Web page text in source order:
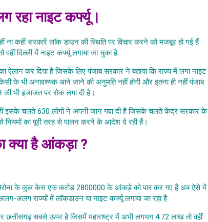
रहा नाइट कर्फ्यू।
कहीं सरकारें लॉक डाउन की स्थिति पर विचार करने को मजबूर हो गई हैं
दिल्ली में नाइट कर्फ्यू लगाया जा चुका है
कर दिया है जिसके लिए पंजाब सरकार ने बताया कि राज्य में लगा नाइट
के भी अनावश्यक आने जाने की अनुमति नहीं होगी और इतना ही नहीं पंजाब
भी इजाजत पर रोक लगा दी है।
इसके चलते 630 लोगों ने अपनी जान गवा दी है जिसके चलते केंद्र सरकार के
नियमों का पूरी तरह से पालन करने के आदेश दे रही हैं।
क्या है आंकड़ा ?
के कुल केस एक करोड़ 2800000 के आंकड़े को पार कर गए हैं अब ऐसे में
अलग राज्यों में लॉकडाउन या नाइट कर्फ्यू लगाया जा रहा है
सबसे ऊपर है जिसमें महाराष्ट्र में अभी लगभग 4.72 लाख तो वहीं